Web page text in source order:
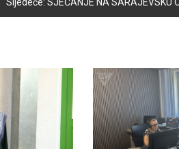
Sljedeće: SJEĆANJE NA SARAJEVSKU OLIMPIJADU I DANAS SE